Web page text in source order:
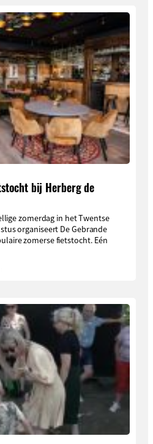
bij Herberg de
zomerdag in het Twentse
organiseert De Gebrande
zomerse fietstocht. Eén